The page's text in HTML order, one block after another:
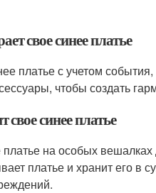
свое синее платье
платье с учетом
чтобы создать
синее платье
на особых
платье и хранит его в